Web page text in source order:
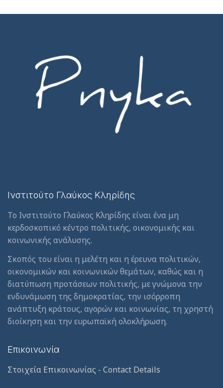
Ινστιτούτο Γλαύκος Κληρίδης
Το Ινστιτούτο Γλαύκος Κληρίδης είναι ένα μη
κερδοσκοπικό κέντρο πολιτικής, οικονομικής και
κοινωνικής ανάλυσης.
Σκοπός του είναι η μελέτη και η έρευνα πολιτικών,
οικονομικών και κοινωνικών θεμάτων, καθώς και η
διατύπωση προτάσεων πολιτικής, με γνώμονα την
ενδυνάμωση της δημοκρατίας, την ισόρροπη
ανάπτυξη κράτους, αγορών και κοινωνίας, τη χρηστή
διοίκηση και την ευρωπαϊκή ολοκλήρωση.
Επικοινωνία
Στοιχεία Επικοινωνίας - Contact Details